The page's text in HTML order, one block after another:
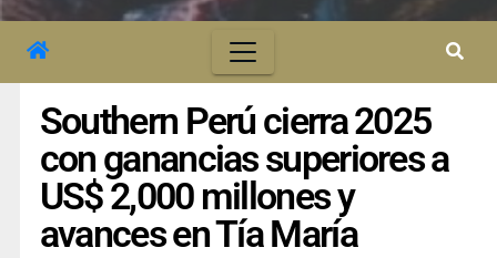
Southern Perú cierra 2025
con ganancias superiores a
US$ 2,000 millones y
avances en Tía María